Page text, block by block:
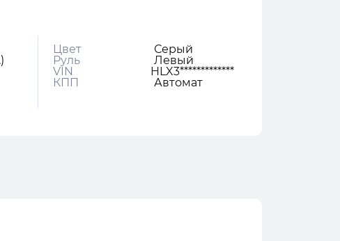
Цвет
Серый
Руль
Левый
VIN
HLX3*************
КПП
Автомат